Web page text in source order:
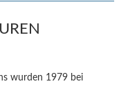
wurden 1979 bei